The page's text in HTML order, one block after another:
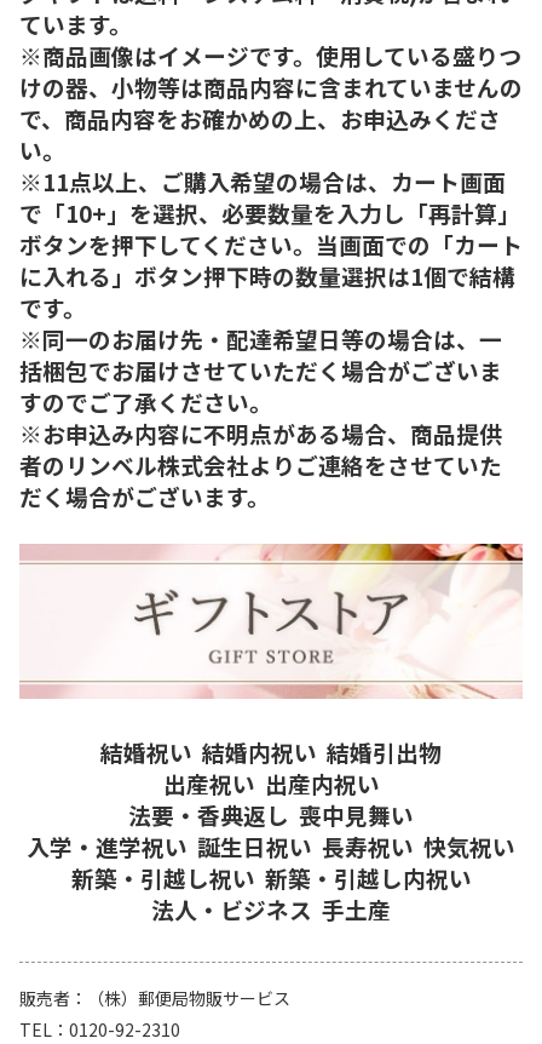
ています。
※商品画像はイメージです。使用している盛りつ
けの器、小物等は商品内容に含まれていませんの
で、商品内容をお確かめの上、お申込みくださ
い。
※11点以上、ご購入希望の場合は、カート画面
で「10+」を選択、必要数量を入力し「再計算」
ボタンを押下してください。当画面での「カート
に入れる」ボタン押下時の数量選択は1個で結構
です。
※同一のお届け先・配達希望日等の場合は、一
括梱包でお届けさせていただく場合がございま
すのでご了承ください。
※お申込み内容に不明点がある場合、商品提供
者のリンベル株式会社よりご連絡をさせていた
だく場合がございます。
結婚祝い 結婚内祝い 結婚引出物
出産祝い 出産内祝い
法要・香典返し 喪中見舞い
入学・進学祝い 誕生日祝い 長寿祝い 快気祝い
新築・引越し祝い 新築・引越し内祝い
法人・ビジネス 手土産
販売者
（株）郵便局物販サービス
TEL
0120-92-2310